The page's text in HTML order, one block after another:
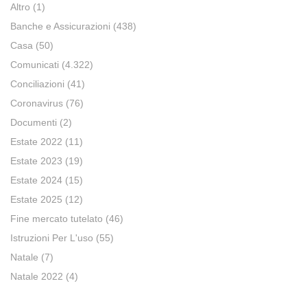
Altro (1)
Banche e Assicurazioni (438)
Casa (50)
Comunicati (4.322)
Conciliazioni (41)
Coronavirus (76)
Documenti (2)
Estate 2022 (11)
Estate 2023 (19)
Estate 2024 (15)
Estate 2025 (12)
Fine mercato tutelato (46)
Istruzioni Per L'uso (55)
Natale (7)
Natale 2022 (4)